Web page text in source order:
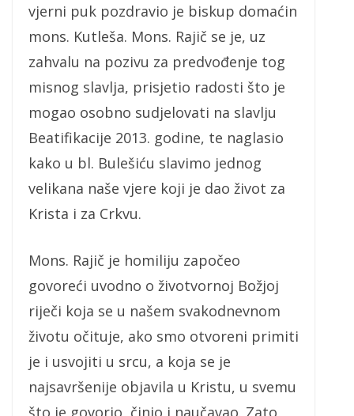
vjerni puk pozdravio je biskup domaćin
mons. Kutleša. Mons. Rajič se je, uz
zahvalu na pozivu za predvođenje tog
misnog slavlja, prisjetio radosti što je
mogao osobno sudjelovati na slavlju
Beatifikacije 2013. godine, te naglasio
kako u bl. Bulešiću slavimo jednog
velikana naše vjere koji je dao život za
Krista i za Crkvu.
Mons. Rajič je homiliju započeo
govoreći uvodno o životvornoj Božjoj
riječi koja se u našem svakodnevnom
životu očituje, ako smo otvoreni primiti
je i usvojiti u srcu, a koja se je
najsavršenije objavila u Kristu, u svemu
što je govorio, činio i naučavao. Zato